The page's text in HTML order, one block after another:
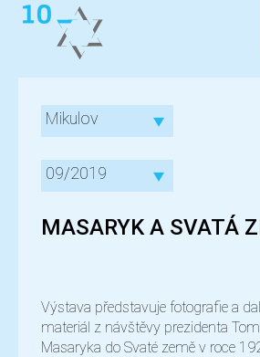
Mikulov
09/2019
MASARYK A SVATÁ
Výstava představuje fotografie a
materiál z návštěvy prezidenta
Masaryka do Svaté země v roce